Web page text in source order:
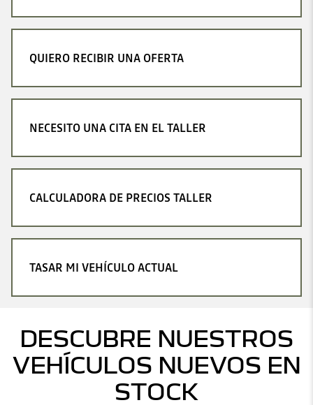
QUIERO RECIBIR UNA OFERTA
NECESITO UNA CITA EN EL TALLER
CALCULADORA DE PRECIOS TALLER
TASAR MI VEHÍCULO ACTUAL
DESCUBRE NUESTROS
VEHÍCULOS NUEVOS EN
STOCK